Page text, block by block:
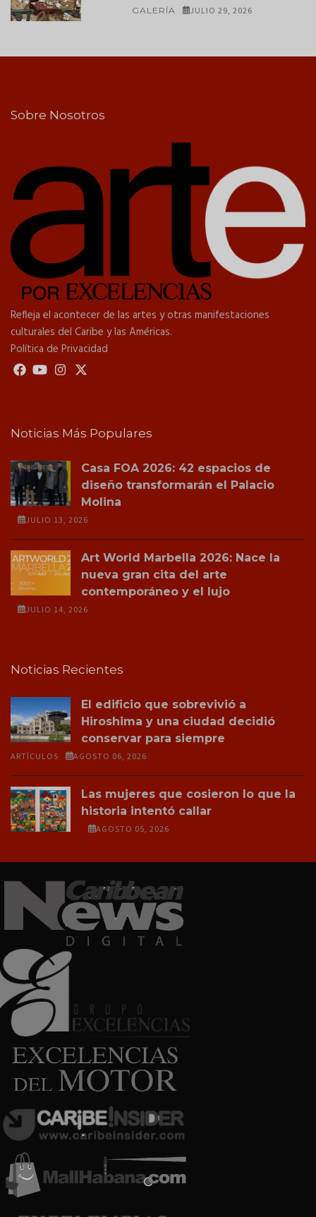
GALERÍA JULIO 29, 2026
Sobre Nosotros
Refleja el acontecer de las artes y otras manifestaciones
culturales del Caribe y las Américas.
Política de Privacidad
Noticias Más Populares
Casa FOA 2026: 42 espacios de
diseño transformarán el Palacio
Molina
JULIO 13, 2026
Art World Marbella 2026: Nace la
nueva gran cita del arte
contemporáneo y el lujo
JULIO 14, 2026
Noticias Recientes
El edificio que sobrevivió a
Hiroshima y una ciudad decidió
conservar para siempre
ARTÍCULOS AGOSTO 06, 2026
Las mujeres que cosieron lo que la
historia intentó callar
AGOSTO 05, 2026